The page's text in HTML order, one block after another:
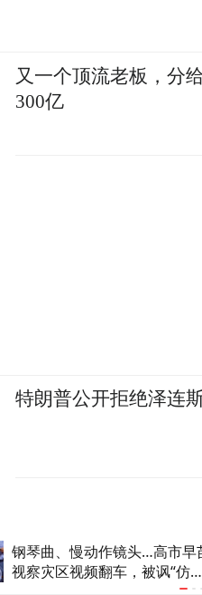
被核打击81年后
墟旁响起抗议声
又一个顶流老板，分
300亿
特朗普公开拒绝泽连斯